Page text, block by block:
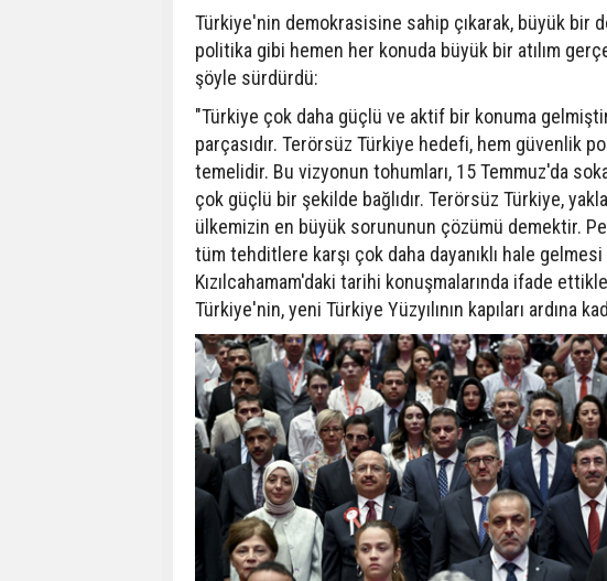
Türkiye'nin demokrasisine sahip çıkarak, büyük bir
politika gibi hemen her konuda büyük bir atılım
şöyle sürdürdü:
"Türkiye çok daha güçlü ve aktif bir konuma
parçasıdır. Terörsüz Türkiye hedefi, hem güvenlik
temelidir. Bu vizyonun tohumları, 15 Temmuz'da
çok güçlü bir şekilde bağlıdır. Terörsüz Türkiye,
ülkemizin en büyük sorununun çözümü demektir.
tüm tehditlere karşı çok daha dayanıklı hale gelmesi
Kızılcahamam'daki tarihi konuşmalarında ifade
Türkiye'nin, yeni Türkiye Yüzyılının kapıları ardına